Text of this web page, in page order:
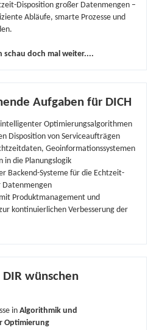
Disposition großer Datenmengen –
Abläufe, smarte Prozesse und
schau doch mal weiter....
Aufgaben für DICH
Optimierungsalgorithmen
Disposition von Serviceaufträgen
Geoinformationssystemen
in die Planungslogik
Backend-Systeme für die Echtzeit-
Datenmengen
Produktmanagement und
kontinuierlichen Verbesserung der
wünschen
in Algorithmik und
Optimierung